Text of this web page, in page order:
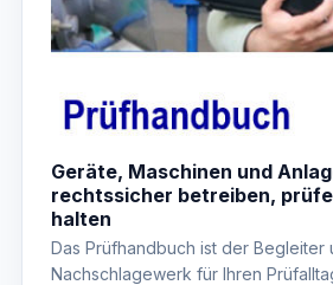
Geräte, Maschinen und
rechtssicher betreiben,
halten
Das Prüfhandbuch ist der Begleiter
Nachschlagewerk für Ihren